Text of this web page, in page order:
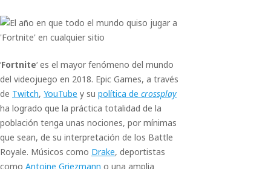
‘Fortnite‘ es el mayor fenómeno del mundo
del videojuego en 2018. Epic Games, a través
de Twitch, YouTube y su política de crossplay
ha logrado que la práctica totalidad de la
población tenga unas nociones, por mínimas
que sean, de su interpretación de los Battle
Royale. Músicos como Drake, deportistas
como Antoine Griezmann o una amplia